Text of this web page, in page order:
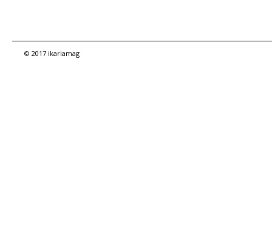
© 2017 ikariamag